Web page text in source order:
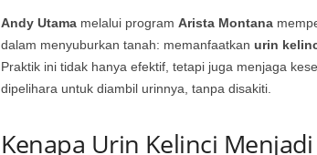
Andy Utamamelalui program Arista Montana
dalam menyuburkan tanah: memanfaatkan urin
Praktik ini tidak hanya efektif, tetapi juga menjaga
dipelihara untuk diambil urinnya, tanpa disakiti.
Kenapa Urin Kelinci